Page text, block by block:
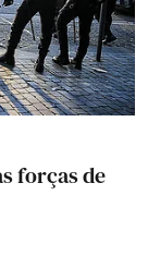
forças de